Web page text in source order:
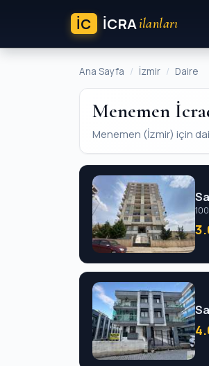
İC ICRAilanları
Ana Sayfa İzmir Daire
Menemen
Menemen (İzmir) için